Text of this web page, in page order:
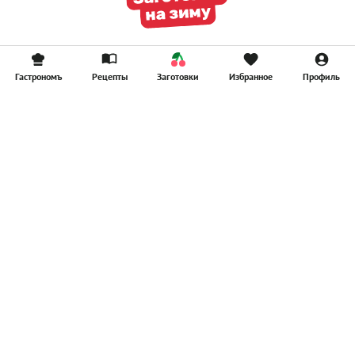
Гастрономъ Рецепты Заготовки Избранное Профиль